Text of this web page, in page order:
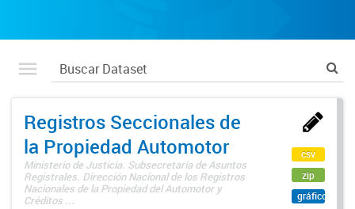
Registros Seccionales de
la Propiedad Automotor
Ministerio de Justicia. Subsecretaría de Asuntos
Registrales. Dirección Nacional de los Registros
Nacionales de la Propiedad del Automotor y
Créditos ...
csv
zip
gráfico